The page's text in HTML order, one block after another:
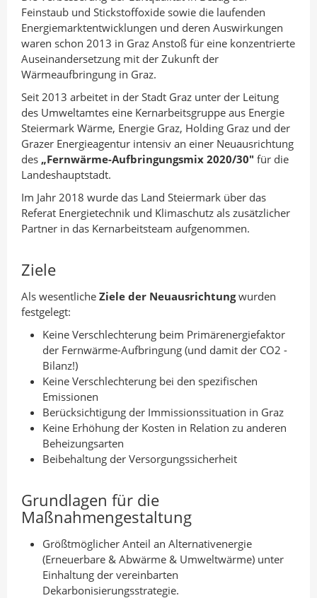
n
A
u
t
r
I
n
t
e
l
e
n
o
k
t
e
l
e
n
Feinstaub und Stickstoffoxide sowie die laufenden
Energiemarktentwicklungen und deren Auswirkungen
waren schon 2013 in Graz Anstoß für eine konzentrierte
Auseinandersetzung mit der Zukunft der
Wärmeaufbringung in Graz.
Seit 2013 arbeitet in der Stadt Graz unter der Leitung
des Umweltamtes eine Kernarbeitsgruppe aus Energie
Steiermark Wärme, Energie Graz, Holding Graz und der
Grazer Energieagentur intensiv an einer Neuausrichtung
des „Fernwärme-Aufbringungsmix 2020/30" für die
Landeshauptstadt.
Im Jahr 2018 wurde das Land Steiermark über das
Referat Energietechnik und Klimaschutz als zusätzlicher
Partner in das Kernarbeitsteam aufgenommen.
Ziele
Als wesentliche Ziele der Neuausrichtungwurden
festgelegt:
Keine Verschlechterung beim Primärenergiefaktor
der Fernwärme-Aufbringung (und damit der CO2 -
Bilanz!)
Keine Verschlechterung bei den spezifischen
Emissionen
Berücksichtigung der Immissionssituation in Graz
Keine Erhöhung der Kosten in Relation zu anderen
Beheizungsarten
Beibehaltung der Versorgungssicherheit
Grundlagen für die
Maßnahmengestaltung
Größtmöglicher Anteil an Alternativenergie
(Erneuerbare & Abwärme & Umweltwärme) unter
Einhaltung der vereinbarten
Dekarbonisierungsstrategie.